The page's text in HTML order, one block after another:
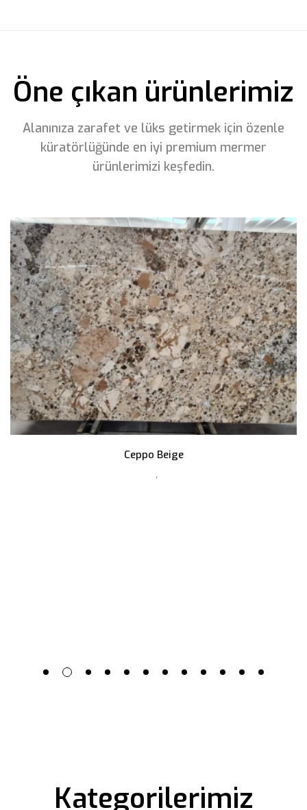
Öne çıkan ürünlerimiz
Alanınıza zarafet ve lüks getirmek için özenle
küratörlüğünde en iyi premium mermer
ürünlerimizi keşfedin.
Ceppo Beige
,
Kategorilerimiz